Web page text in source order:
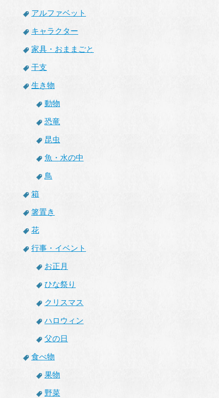
アルファベット
キャラクター
家具・おままごと
干支
生き物
動物
恐竜
昆虫
魚・水の中
鳥
箱
箸置き
花
行事・イベント
お正月
ひな祭り
クリスマス
ハロウィン
父の日
食べ物
果物
野菜